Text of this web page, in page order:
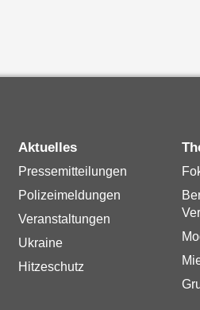
Aktuelles
Pressemitteilungen
Polizeimeldungen
Veranstaltungen
Ukraine
Hitzeschutz